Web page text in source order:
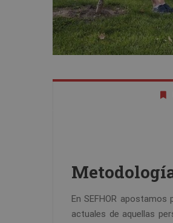
En SEFHOR
actuales de aquellas